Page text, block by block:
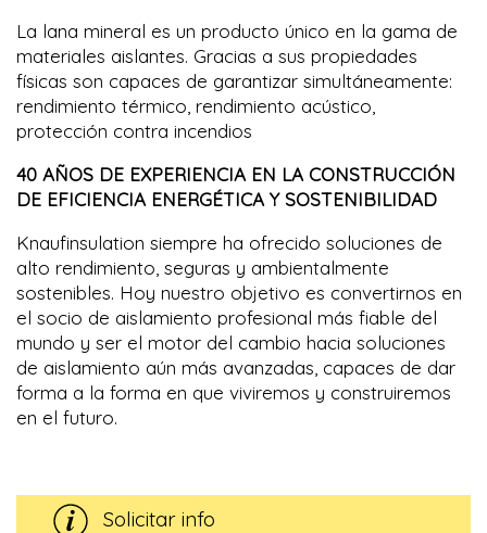
La lana mineral es un producto único en la gama de
materiales aislantes. Gracias a sus propiedades
físicas son capaces de garantizar simultáneamente:
rendimiento térmico, rendimiento acústico,
protección contra incendios
40 AÑOS DE EXPERIENCIA EN LA CONSTRUCCIÓN
DE EFICIENCIA ENERGÉTICA Y SOSTENIBILIDAD
Knaufinsulation siempre ha ofrecido soluciones de
alto rendimiento, seguras y ambientalmente
sostenibles. Hoy nuestro objetivo es convertirnos en
el socio de aislamiento profesional más fiable del
mundo y ser el motor del cambio hacia soluciones
de aislamiento aún más avanzadas, capaces de dar
forma a la forma en que viviremos y construiremos
en el futuro.
Solicitar info